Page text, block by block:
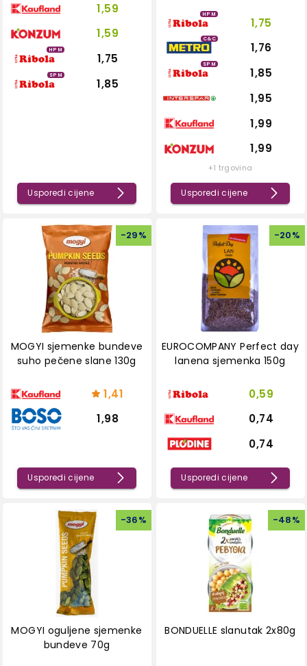
1,59
1,59
HPM
1,75
SPM
1,85
Usporedi cijene
HPM
1,75
C&C
1,76
SPM
1,85
1,95
1,99
1,99
+1 trgovina
Usporedi cijene
-29%
MOGYI sjemenke bundeve
suho pečene slane 130g
1,41
1,98
Usporedi cijene
-20%
EUROCOMPANY Perfect day
lanena sjemenka 150g
0,59
0,74
0,74
Usporedi cijene
-36%
MOGYI oguljene sjemenke
bundeve 70g
-48%
BONDUELLE slanutak 2x80g